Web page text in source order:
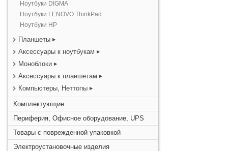
Ноутбуки DIGMA
Ноутбуки LENOVO ThinkPad
Ноутбуки HP
Планшеты
Аксессуары к ноутбукам
Моноблоки
Аксессуары к планшетам
Компьютеры, Неттопы
Комплектующие
Периферия, Офисное оборудование, UPS
Товары с поврежденной упаковкой
Электроустановочные изделия